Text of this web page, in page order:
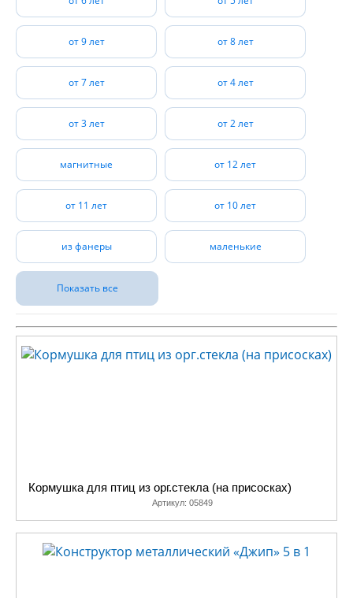
от 9 лет от 8 лет
от 7 лет от 4 лет
от 3 лет от 2 лет
магнитные от 12 лет
от 11 лет от 10 лет
из фанеры маленькие
Показать все
Кормушка для птиц из орг.стекла (на присосках)
Артикул: 05849